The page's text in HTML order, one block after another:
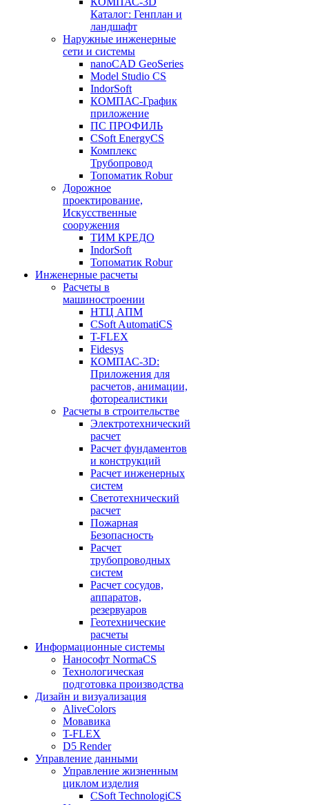
Каталог: Генплан и
ландшафт
Наружные инженерные
сети и системы
nanoCAD GeoSeries
Model Studio CS
IndorSoft
КОМПАС-График
приложение
ПС ПРОФИЛЬ
CSoft EnergyCS
Комплекс
Трубопровод
Топоматик Robur
Дорожное
проектирование,
Искусственные
сооружения
ТИМ КРЕДО
IndorSoft
Топоматик Robur
Инженерные расчеты
Расчеты в
машиностроении
НТЦ АПМ
CSoft AutomatiCS
T-FLEX
Fidesys
КОМПАС-3D:
Приложения для
расчетов, анимации,
фотореалистики
Расчеты в строительстве
Электротехнический
расчет
Расчет фундаментов
и конструкций
Расчет инженерных
систем
Светотехнический
расчет
Пожарная
Безопасность
Расчет
трубопроводных
систем
Расчет сосудов,
аппаратов,
резервуаров
Геотехнические
расчеты
Информационные системы
Нанософт NormaCS
Технологическая
подготовка производства
Дизайн и визуализация
AliveColors
Мовавика
T-FLEX
D5 Render
Управление данными
Управление жизненным
циклом изделия
CSoft TechnologiCS